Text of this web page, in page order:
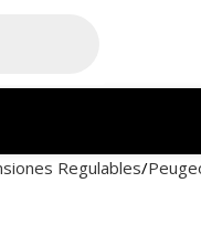
Regulables